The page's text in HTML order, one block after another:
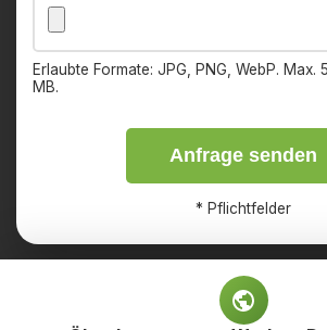
Erlaubte Formate: JPG, PNG, WebP. Max.
MB.
Anfrage senden
* Pflichtfelder